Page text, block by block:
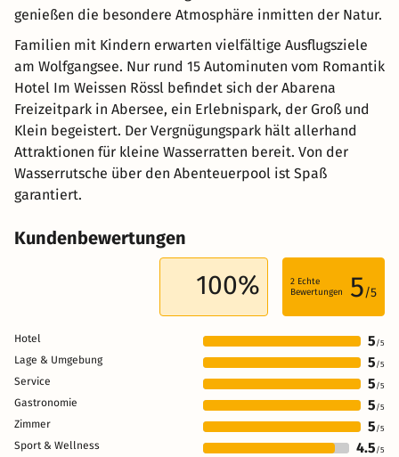
genießen die besondere Atmosphäre inmitten der Natur.
Familien mit Kindern erwarten vielfältige Ausflugsziele
am Wolfgangsee. Nur rund 15 Autominuten vom Romantik
Hotel Im Weissen Rössl befindet sich der Abarena
Freizeitpark in Abersee, ein Erlebnispark, der Groß und
Klein begeistert. Der Vergnügungspark hält allerhand
Attraktionen für kleine Wasserratten bereit. Von der
Wasserrutsche über den Abenteuerpool ist Spaß
garantiert.
Kundenbewertungen
100% 2 Echte
Bewertungen
5/5
Hotel 5 /5
Lage & Umgebung 5 /5
Service 5 /5
Gastronomie 5 /5
Zimmer 5 /5
Sport & Wellness 4.5 /5